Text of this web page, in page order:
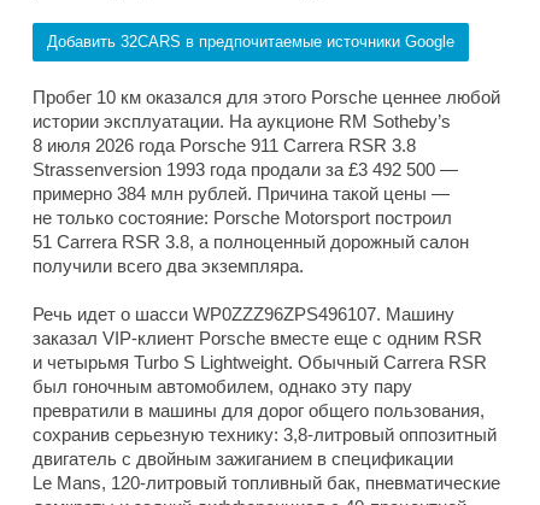
Добавить 32CARS в предпочитаемые источники Google
Пробег 10 км оказался для этого Porsche ценнее любой
истории эксплуатации. На аукционе RM Sotheby’s
8 июля 2026 года Porsche 911 Carrera RSR 3.8
Strassenversion 1993 года продали за £3 492 500 —
примерно 384 млн рублей. Причина такой цены —
не только состояние: Porsche Motorsport построил
51 Carrera RSR 3.8, а полноценный дорожный салон
получили всего два экземпляра.
Речь идет о шасси WP0ZZZ96ZPS496107. Машину
заказал VIP-клиент Porsche вместе еще с одним RSR
и четырьмя Turbo S Lightweight. Обычный Carrera RSR
был гоночным автомобилем, однако эту пару
превратили в машины для дорог общего пользования,
сохранив серьезную технику: 3,8-литровый оппозитный
двигатель с двойным зажиганием в спецификации
Le Mans, 120-литровый топливный бак, пневматические